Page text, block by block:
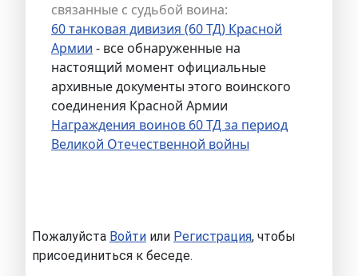
связанные с судьбой воина:
60 танковая дивизия (60 ТД) Красной
Армии - все обнаруженные на
настоящий момент официальные
архивные документы этого воинского
соединения Красной Армии
Награждения воинов 60 ТД за период
Великой Отечественной войны
Пожалуйста Войти или Регистрация, чтобы
присоединиться к беседе.